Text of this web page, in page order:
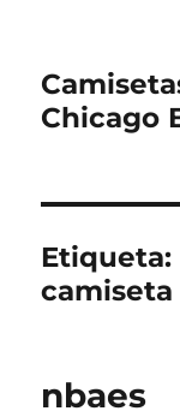
Chicago
Etiqueta:
camiseta
nbaes